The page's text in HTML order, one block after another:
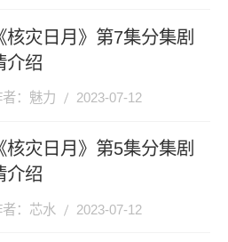
《核灾日月》第7集分集剧
介绍
者：魅力 2023-07-12
《核灾日月》第5集分集剧
介绍
者：芯水 2023-07-12